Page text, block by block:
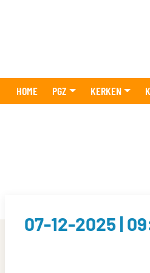
HOME PGZ KERKEN
07-12-2025 |